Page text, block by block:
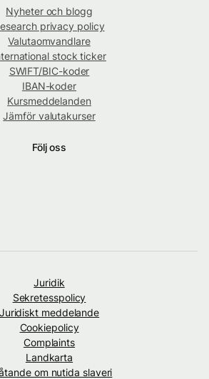
Nyheter och blogg
privacy policy
Valutaomvandlare
stock ticker
SWIFT/BIC-koder
IBAN-koder
Kursmeddelanden
Jämför valutakurser
Följ oss
Juridik
Sekretesspolicy
Juridiskt meddelande
Cookiepolicy
Complaints
Landkarta
om nutida slaveri